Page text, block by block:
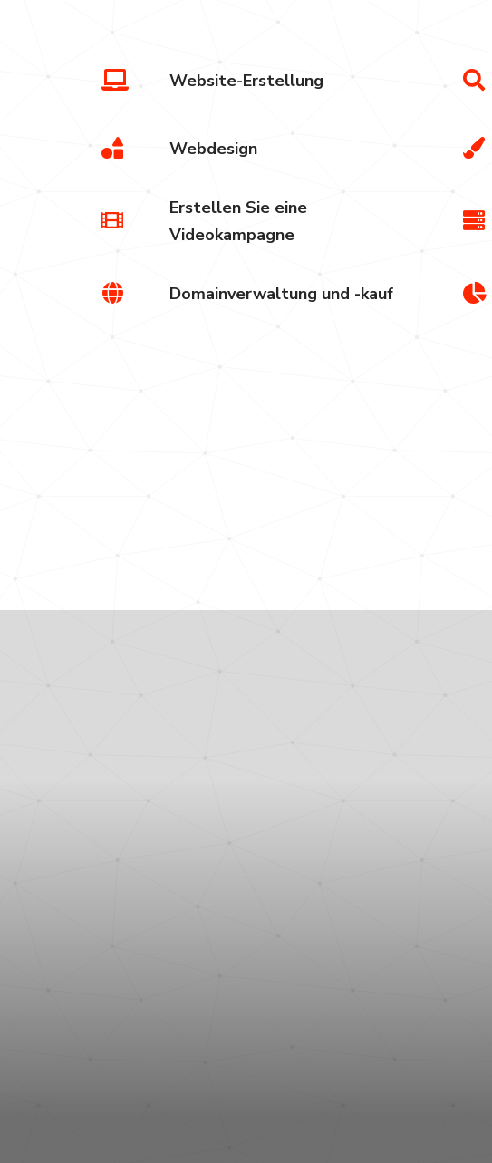
Website-Erstellung
Webdesign
Erstellen Sie eine
Videokampagne
Domainverwaltung und -kauf